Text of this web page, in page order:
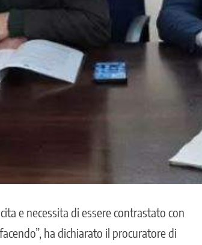
e necessita di essere contrastato con
ha dichiarato il procuratore di